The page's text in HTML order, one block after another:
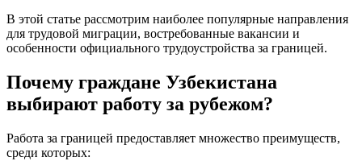
В этой статье рассмотрим наиболее популярные направления
для трудовой миграции, востребованные вакансии и
особенности официального трудоустройства за границей.
Почему граждане Узбекистана
выбирают работу за рубежом?
Работа за границей предоставляет множество преимуществ,
среди которых: